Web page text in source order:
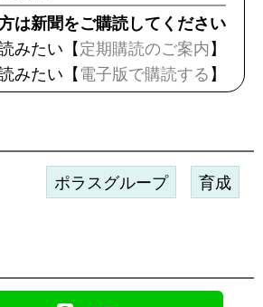
は新聞をご購読してください
みたい【 定期購読のご案内 】
みたい【 電子版で購読する 】
ポラスグループ 育成